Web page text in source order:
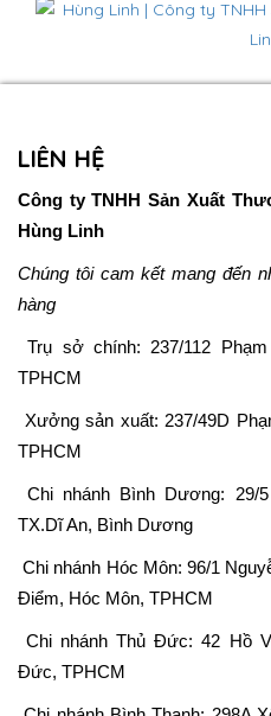
LIÊN HỆ
Công ty TNHH Sản Xuất
Hùng Linh
Chúng tôi cam kết mang đến
hàng
Trụ sở chính: 237/112
TPHCM
Xưởng sản xuất: 237/49D
TPHCM
Chi nhánh Bình Dương: 29/
TX.Dĩ An, Bình Dương
Chi nhánh Hóc Môn: 96/1
Điểm, Hóc Môn, TPHCM
Chi nhánh Thủ Đức: 42 Hồ
Đức, TPHCM